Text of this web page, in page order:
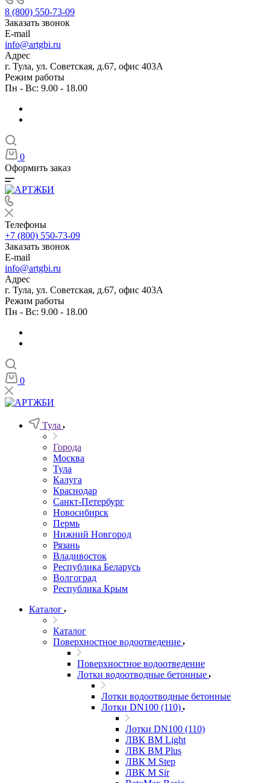
8 (800) 550-73-09
Заказать звонок
E-mail
info@artgbi.ru
Адрес
г. Тула, ул. Советская, д.67, офис 403А
Режим работы
Пн - Вс: 9.00 - 18.00
0
Оформить заказ
Телефоны
+7 (800) 550-73-09
Заказать звонок
E-mail
info@artgbi.ru
Адрес
г. Тула, ул. Советская, д.67, офис 403А
Режим работы
Пн - Вс: 9.00 - 18.00
0
Тула
Города
Москва
Тула
Калуга
Краснодар
Санкт-Петербург
Новосибирск
Пермь
Нижний Новгород
Рязань
Владивосток
Республика Беларусь
Волгоград
Республика Крым
Каталог
Каталог
Поверхностное водоотведение
Поверхностное водоотведение
Лотки водоотводные бетонные
Лотки водоотводные бетонные
Лотки DN100 (110)
Лотки DN100 (110)
ЛВК ВМ Light
ЛВК ВМ Plus
ЛВК М Step
ЛВК М Sir